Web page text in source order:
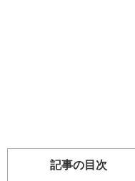
記事の目次